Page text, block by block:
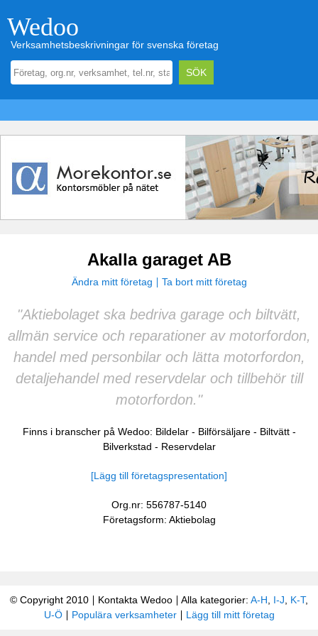
Wedoo
Verksamhetsbeskrivningar för svenska företag
Akalla garaget AB
Ändra mitt företag Ta bort mitt företag
"Aktiebolaget ska bedriva garage och biltvätt,
allmän service och reparationer av motorfordon,
handel med personbilar och lätta motorfordon,
detaljehandel med reservdelar och tillbehör till
motorfordon."
Finns i branscher på Wedoo: Bildelar- Bilförsäljare- Biltvätt-
Bilverkstad - Reservdelar
[Lägg till företagspresentation]
Org.nr: 556787-5140
Företagsform: Aktiebolag
© Copyright 2010 Kontakta Wedoo Alla kategorier: A-H I-J K-T,
U-Ö
Populära verksamheter Lägg till mitt företag